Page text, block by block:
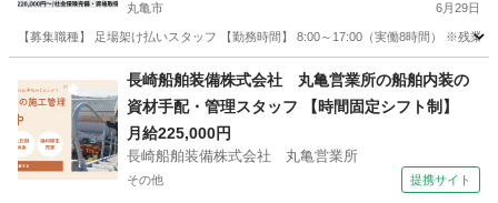
丸亀市 6月29日
【募集職種】 足場架け払いスタッフ 【勤務時間】 8:00～17:00（実働8時間） ※残業
その他 未経験
長崎船舶装備株式会社 丸亀営業所の船舶内装の
資材手配・管理スタッフ 【時間固定シフト制】
月給225,000円
長崎船舶装備株式会社 丸亀営業所
その他 提携サイト